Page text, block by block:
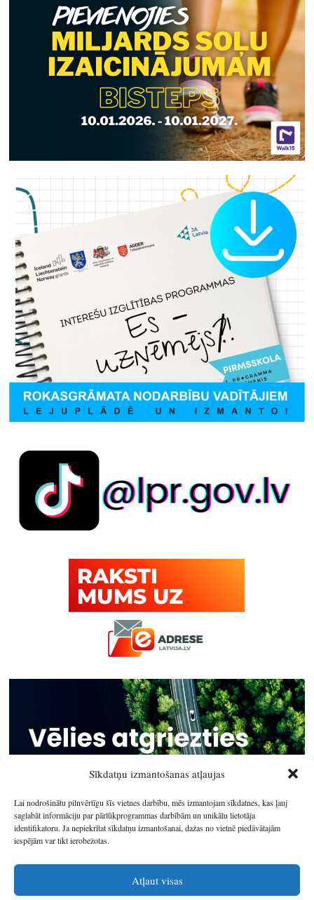
Sīkdatņu izmantošanas atļaujas
Lai nodrošinātu pilnvērtīgu šīs vietnes darbību, mēs izmantojam sīkdatnes, kas ļauj
saglabāt informāciju par pārlūkprogrammas darbībām un unikālu lietotāja
identifikatoru. Ja nepiekrītat sīkdatņu izmantošanai, dažas no vietnē piedāvātajām
iespējām var tikt ierobežotas.
Atļaut visas